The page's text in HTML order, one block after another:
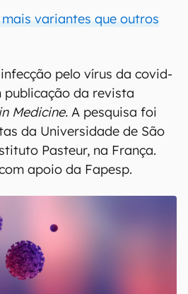
variantes que outros
pelo vírus da covid-
publicação da revista
Medicine. A pesquisa foi
da Universidade de São
Pasteur, na França.
apoio da Fapesp.